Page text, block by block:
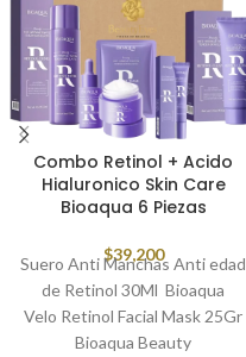
Combo Retinol + Acido
Hialuronico Skin Care
Bioaqua 6 Piezas
$39,200
Suero Anti Manchas Anti edad
de Retinol 30Ml Bioaqua
Velo Retinol Facial Mask 25Gr
Bioaqua Beauty